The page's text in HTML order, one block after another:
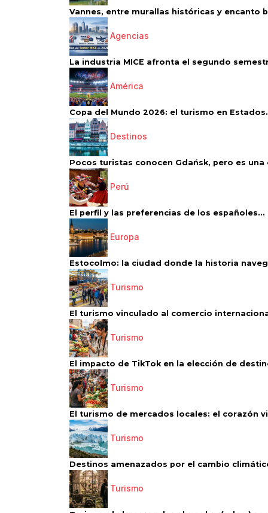
Vannes, entre murallas históricas y encanto
Agencias
La industria MICE afronta el segundo
América
Copa del Mundo 2026: el turismo en
Destinos
Pocos turistas conocen Gdańsk, pero es una
Perú
El perfil y las preferencias de los españoles...
Europa
Estocolmo: la ciudad donde la historia
Turismo
El turismo vinculado al comercio
Turismo
El impacto de TikTok en la elección de
Turismo
El turismo de mercados locales: el corazón
Turismo
Destinos amenazados por el cambio
Turismo